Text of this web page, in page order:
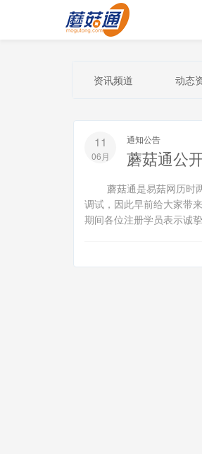
资讯频道 动态
11
06月
通知公告
蘑菇通公
蘑菇通是易菇网历时两
调试，因此早前给大家带
期间各位注册学员表示诚